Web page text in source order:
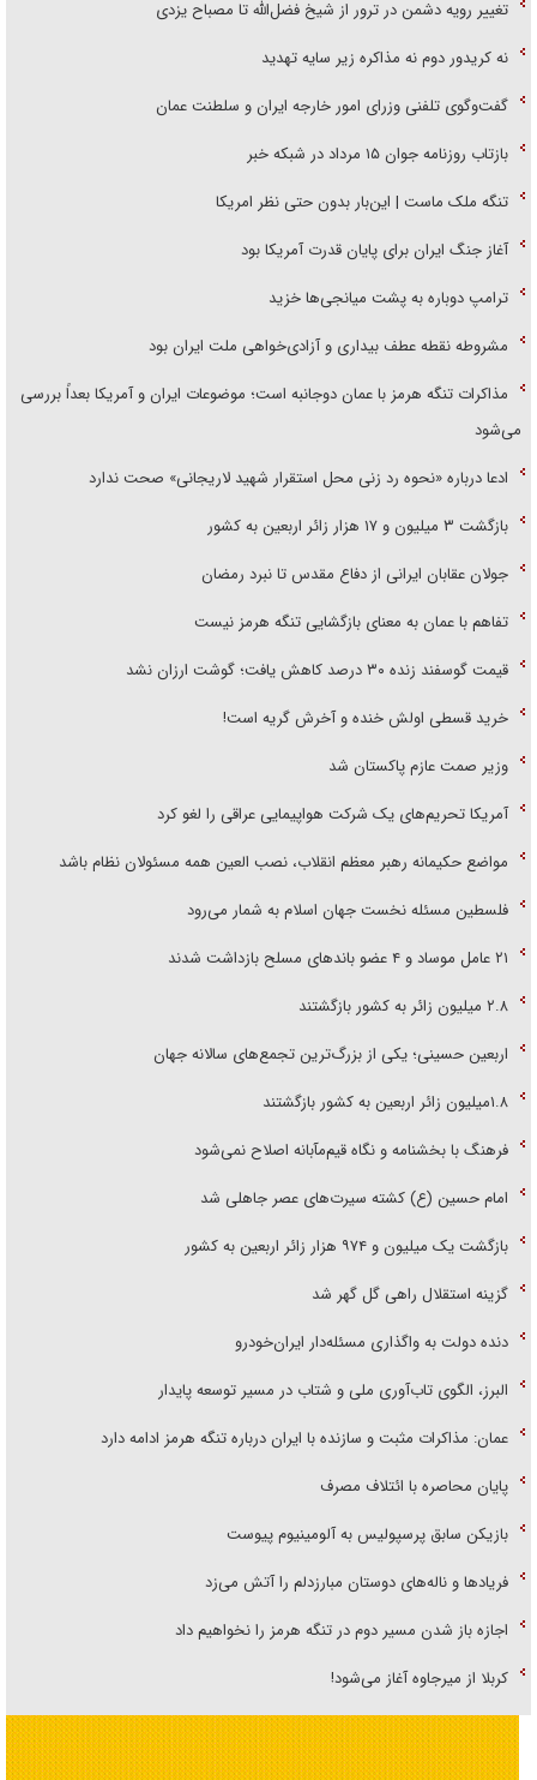
تغییر رویه دشمن در ترور از شیخ فضل‌الله تا مصباح یزدی
نه کریدور دوم نه مذاکره زیر سایه تهدید
گفت‌وگوی تلفنی وزرای امور خارجه ایران و سلطنت عمان
بازتاب روزنامه جوان ۱۵ مرداد در شبکه خبر
تنگه ملک ماست | این‌بار بدون حتی نظر امریکا
آغاز جنگ ایران برای پایان قدرت آمریکا بود
ترامپ دوباره به پشت میانجی‌ها خزید
مشروطه نقطه عطف بیداری و آزادی‌خواهی ملت ایران بود
مذاکرات تنگه هرمز با عمان دوجانبه است؛ موضوعات ایران و آمریکا بعداً بررسی
می‌شود
ادعا درباره «نحوه رد زنی محل استقرار شهید لاریجانی» صحت ندارد
بازگشت ۳ میلیون و ۱۷ هزار زائر اربعین به کشور
جولان عقابان ایرانی از دفاع مقدس تا نبرد رمضان
تفاهم با عمان به معنای بازگشایی تنگه هرمز نیست
قیمت گوسفند زنده ۳۰ درصد کاهش یافت؛ گوشت ارزان نشد
خرید قسطی اولش خنده و آخرش گریه است!
وزیر صمت عازم پاکستان شد
آمریکا تحریم‌های یک شرکت هواپیمایی عراقی را لغو کرد
مواضع حکیمانه رهبر معظم انقلاب، نصب العین همه مسئولان نظام باشد
فلسطین مسئله نخست جهان اسلام به شمار می‌رود
۲۱ عامل موساد و ۴ عضو باند‌های مسلح بازداشت شدند
۲.۸ میلیون زائر به کشور بازگشتند
اربعین حسینی؛ یکی از بزرگ‌ترین تجمع‌های سالانه جهان
۱.۸میلیون زائر اربعین به کشور بازگشتند
فرهنگ با بخشنامه و نگاه قیم‌مآبانه اصلاح نمی‌شود
امام حسین (ع) کشته سیرت‌های عصر جاهلی شد
بازگشت یک میلیون و ۹۷۴ هزار زائر اربعین به کشور
گزینه استقلال راهی گل گهر شد
دنده دولت به واگذاری مسئله‌دار ایران‌خودرو
البرز، الگوی تاب‌آوری ملی و شتاب در مسیر توسعه پایدار
عمان: مذاکرات مثبت و سازنده با ایران درباره تنگه هرمز ادامه دارد
پایان محاصره با ائتلاف مصرف
بازیکن سابق پرسپولیس به آلومینیوم پیوست
فریاد‌ها و ناله‌های دوستان مبارزدلم را آتش می‌زد
اجازه باز شدن مسیر دوم در تنگه هرمز را نخواهیم داد
کربلا از میرجاوه آغاز می‌شود!